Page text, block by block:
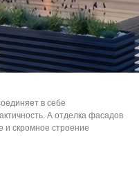
в себе
А отделка фасадов
и скромное строение